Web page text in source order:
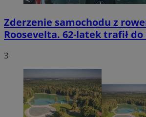
Zderzenie samochodu z
Roosevelta. 62-latek trafił
3